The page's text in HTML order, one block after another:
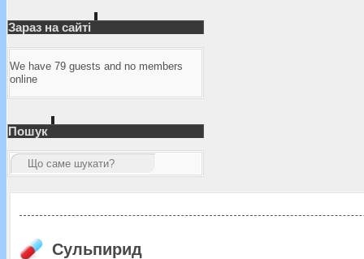
Зараз на сайті
We have 79 guests and no members
online
Пошук
Сульпирид